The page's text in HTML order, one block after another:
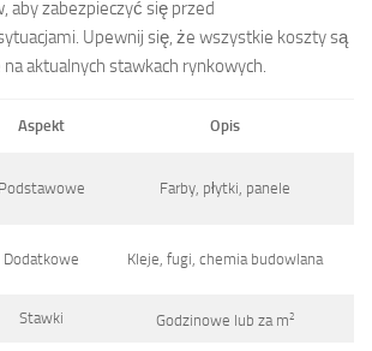
aby zabezpieczyć się przed
Upewnij się, że wszystkie koszty są
aktualnych stawkach rynkowych.
Aspekt Opis
Podstawowe Farby, płytki, panele
Dodatkowe Kleje, fugi, chemia budowlana
Stawki Godzinowe lub za m2